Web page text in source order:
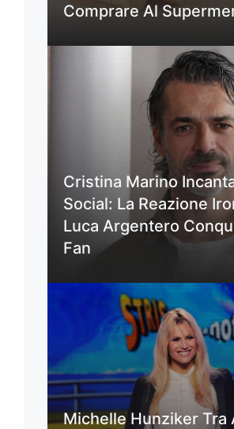
Comprare Al
Cristina Marino
Social: La Reazione
Luca Argentero
Fan
Michelle Hunziker Tra